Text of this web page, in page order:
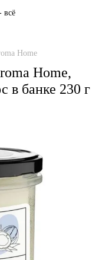
Home
Home,
в банке 230 г